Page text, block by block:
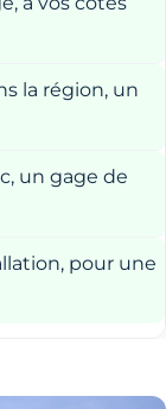
la région, un
un gage de
pour une